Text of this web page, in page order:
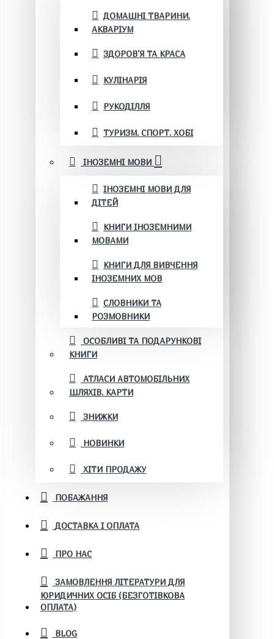
ДОМАШНІ ТВАРИНИ.
АКВАРІУМ
ЗДОРОВ'Я ТА КРАСА
КУЛІНАРІЯ
РУКОДІЛЛЯ
ТУРИЗМ. СПОРТ. ХОБІ
ІНОЗЕМНІ МОВИ
ІНОЗЕМНІ МОВИ ДЛЯ
ДІТЕЙ
КНИГИ ІНОЗЕМНИМИ
МОВАМИ
КНИГИ ДЛЯ ВИВЧЕННЯ
ІНОЗЕМНИХ МОВ
СЛОВНИКИ ТА
РОЗМОВНИКИ
ОСОБЛИВІ ТА ПОДАРУНКОВІ
КНИГИ
АТЛАСИ АВТОМОБІЛЬНИХ
ШЛЯХІВ. КАРТИ
ЗНИЖКИ
НОВИНКИ
ХІТИ ПРОДАЖУ
ПОБАЖАННЯ
ДОСТАВКА І ОПЛАТА
ПРО НАС
ЗАМОВЛЕННЯ ЛІТЕРАТУРИ ДЛЯ
ЮРИДИЧНИХ ОСІБ (БЕЗГОТІВКОВА
ОПЛАТА)
BLOG